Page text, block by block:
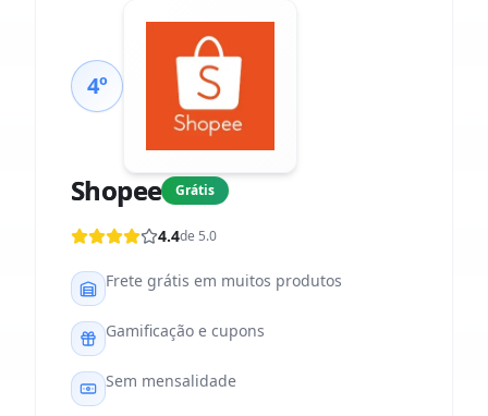
4º
Shopee Grátis
4.4de 5.0
Frete grátis em muitos produtos
Gamificação e cupons
Sem mensalidade